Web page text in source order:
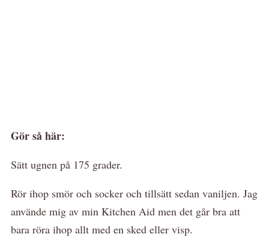
Gör så här:
Sätt ugnen på 175 grader.
Rör ihop smör och socker och tillsätt sedan vaniljen. Jag
använde mig av min Kitchen Aid men det går bra att
bara röra ihop allt med en sked eller visp.